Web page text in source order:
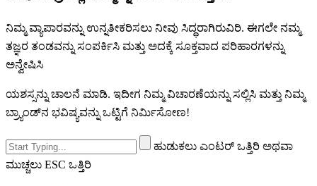
ನಿಮ್ಮ ವ್ಯಾಪಾರವನ್ನು ಉನ್ನತೀಕರಿಸಲು ನೀವು ಸಿದ್ಧರಾಗಿರುವಿರಿ. ಈಗಲೇ ನಮ್ಮ
ತಜ್ಞರ ತಂಡವನ್ನು ಸಂಪರ್ಕಿಸಿ ಮತ್ತು ಅದಕ್ಕೆ ಸೂಕ್ತವಾದ ಪರಿಹಾರಗಳನ್ನು
ಅನ್ವೇಷಿಸಿ
ಯಶಸ್ಸನ್ನು ಚಾಲನೆ ಮಾಡಿ. ಇದೀಗ ನಿಮ್ಮ ವಿಚಾರಣೆಯನ್ನು ಸಲ್ಲಿಸಿ ಮತ್ತು ನಿಮ್ಮ
ಬ್ರ್ಯಾಂಡ್‌ನ ಭವಿಷ್ಯವನ್ನು ಒಟ್ಟಿಗೆ ನಿರ್ಮಿಸೋಣ!
ಹುಡುಕಲು ಎಂಟರ್ ಒತ್ತಿರಿ ಅಥವಾ
ಮುಚ್ಚಲು ESC ಒತ್ತಿರಿ